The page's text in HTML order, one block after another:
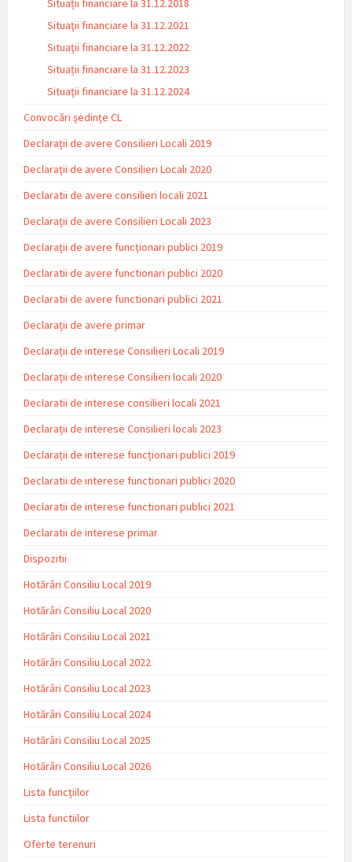
Situații financiare la 31.12.2018
Situaţii financiare la 31.12.2021
Situaţii financiare la 31.12.2022
Situații financiare la 31.12.2023
Situaţii financiare la 31.12.2024
Convocări ședințe CL
Declarații de avere Consilieri Locali 2019
Declarații de avere Consilieri Locali 2020
Declaratii de avere consilieri locali 2021
Declarații de avere Consilieri Locali 2023
Declarații de avere funcționari publici 2019
Declaratii de avere functionari publici 2020
Declaratii de avere functionari publici 2021
Declarații de avere primar
Declarații de interese Consilieri Locali 2019
Declarații de interese Consilieri locali 2020
Declaratii de interese consilieri locali 2021
Declarații de interese Consilieri locali 2023
Declarații de interese funcționari publici 2019
Declaratii de interese functionari publici 2020
Declaratii de interese functionari publici 2021
Declaratii de interese primar
Dispozitii
Hotărâri Consiliu Local 2019
Hotărâri Consiliu Local 2020
Hotărâri Consiliu Local 2021
Hotărâri Consiliu Local 2022
Hotărâri Consiliu Local 2023
Hotărâri Consiliu Local 2024
Hotărâri Consiliu Local 2025
Hotărâri Consiliu Local 2026
Lista funcțiilor
Lista functiilor
Oferte terenuri